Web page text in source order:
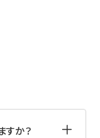
すか？ -